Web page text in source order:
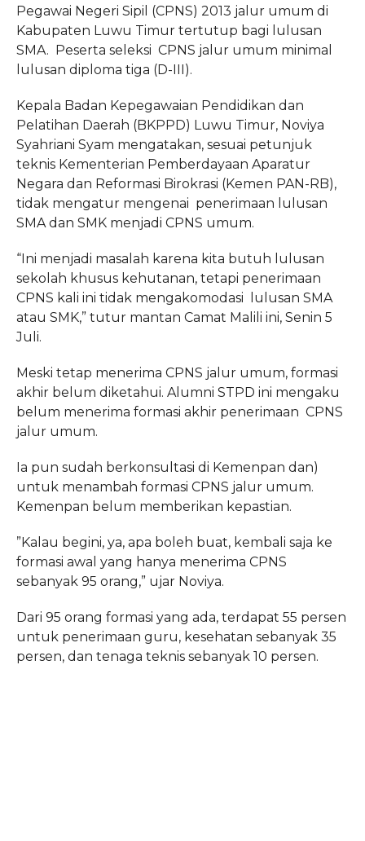
Pegawai Negeri Sipil (CPNS) 2013 jalur umum di
Kabupaten Luwu Timur tertutup bagi lulusan
SMA. Peserta seleksi CPNS jalur umum minimal
lulusan diploma tiga (D-III).
Kepala Badan Kepegawaian Pendidikan dan
Pelatihan Daerah (BKPPD) Luwu Timur, Noviya
Syahriani Syam mengatakan, sesuai petunjuk
teknis Kementerian Pemberdayaan Aparatur
Negara dan Reformasi Birokrasi (Kemen PAN-RB),
tidak mengatur mengenai penerimaan lulusan
SMA dan SMK menjadi CPNS umum.
“Ini menjadi masalah karena kita butuh lulusan
sekolah khusus kehutanan, tetapi penerimaan
CPNS kali ini tidak mengakomodasi lulusan SMA
atau SMK,” tutur mantan Camat Malili ini, Senin 5
Juli.
Meski tetap menerima CPNS jalur umum, formasi
akhir belum diketahui. Alumni STPD ini mengaku
belum menerima formasi akhir penerimaan CPNS
jalur umum.
Ia pun sudah berkonsultasi di Kemenpan dan)
untuk menambah formasi CPNS jalur umum.
Kemenpan belum memberikan kepastian.
”Kalau begini, ya, apa boleh buat, kembali saja ke
formasi awal yang hanya menerima CPNS
sebanyak 95 orang,” ujar Noviya.
Dari 95 orang formasi yang ada, terdapat 55 persen
untuk penerimaan guru, kesehatan sebanyak 35
persen, dan tenaga teknis sebanyak 10 persen.